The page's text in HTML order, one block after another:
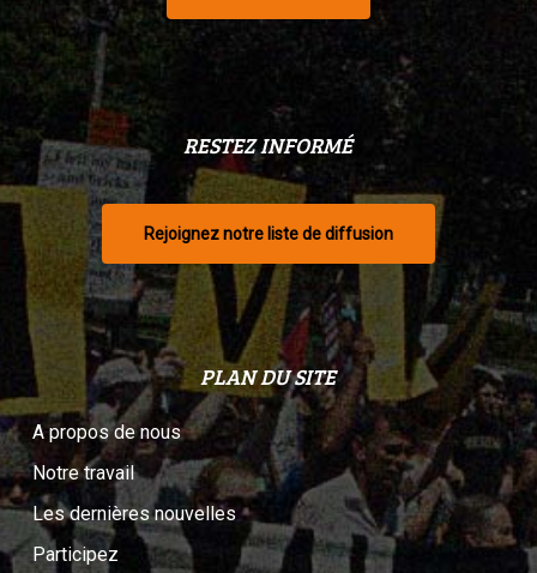
RESTEZ INFORMÉ
Rejoignez notre liste de diffusion
PLAN DU SITE
A propos de nous
Notre travail
Les dernières nouvelles
Participez